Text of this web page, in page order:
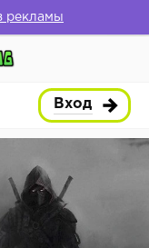
рекламы
Вход